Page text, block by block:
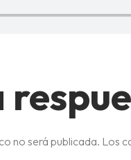
no será publicada. Los